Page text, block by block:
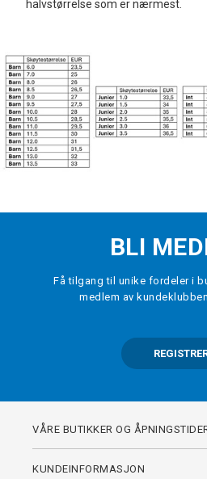
halvstørrelse som er nærmest.
BLI
Få tilgang til unike fordeler i
medlem av
VÅRE BUTIKKER OG
KUNDEINFORMASJON